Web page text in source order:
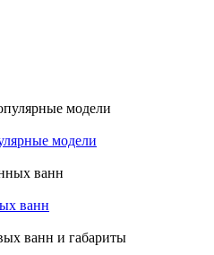
модели
ванн